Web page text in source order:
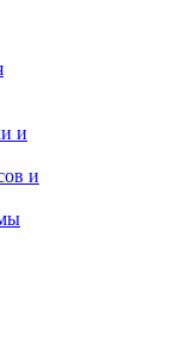
и
и